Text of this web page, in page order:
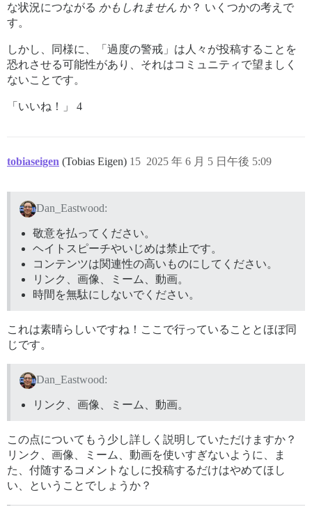
な状況につながる かもしれません か？ いくつかの考えで
す。
しかし、同様に、「過度の警戒」は人々が投稿することを
恐れさせる可能性があり、それはコミュニティで望ましく
ないことです。
「いいね！」 4
tobiaseigen (Tobias Eigen) 2025 年 6 月 5 日午後 5:09
15
Dan_Eastwood:
敬意を払ってください。
ヘイトスピーチやいじめは禁止です。
コンテンツは関連性の高いものにしてください。
リンク、画像、ミーム、動画。
時間を無駄にしないでください。
これは素晴らしいですね！ここで行っていることとほぼ同
じです。
Dan_Eastwood:
リンク、画像、ミーム、動画。
この点についてもう少し詳しく説明していただけますか？
リンク、画像、ミーム、動画を使いすぎないように、ま
た、付随するコメントなしに投稿するだけはやめてほし
い、ということでしょうか？